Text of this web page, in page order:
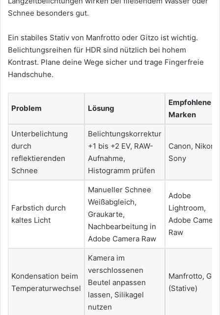
Schnee besonders gut.
Ein stabiles Stativ von Manfrotto oder Gitzo ist wichtig.
Belichtungsreihen für HDR sind nützlich bei hohem
Kontrast. Plane deine Wege sicher und trage Fingerfreie
Handschuhe.
Problem Lösung
Empfohlene
Marken
Unterbelichtung
durch
reflektierenden
Schnee
Belichtungskorrektur
+1 bis +2 EV, RAW-
Aufnahme,
Histogramm prüfen
Canon, Nikon,
Sony
Farbstich durch
kaltes Licht
Manueller Schnee
Weißabgleich,
Graukarte,
Nachbearbeitung in
Adobe Camera Raw
Adobe
Lightroom,
Adobe Camera
Raw
Kondensation beim
Temperaturwechsel
Kamera im
verschlossenen
Beutel anpassen
lassen, Silikagel
nutzen
Manfrotto,
(Stative)